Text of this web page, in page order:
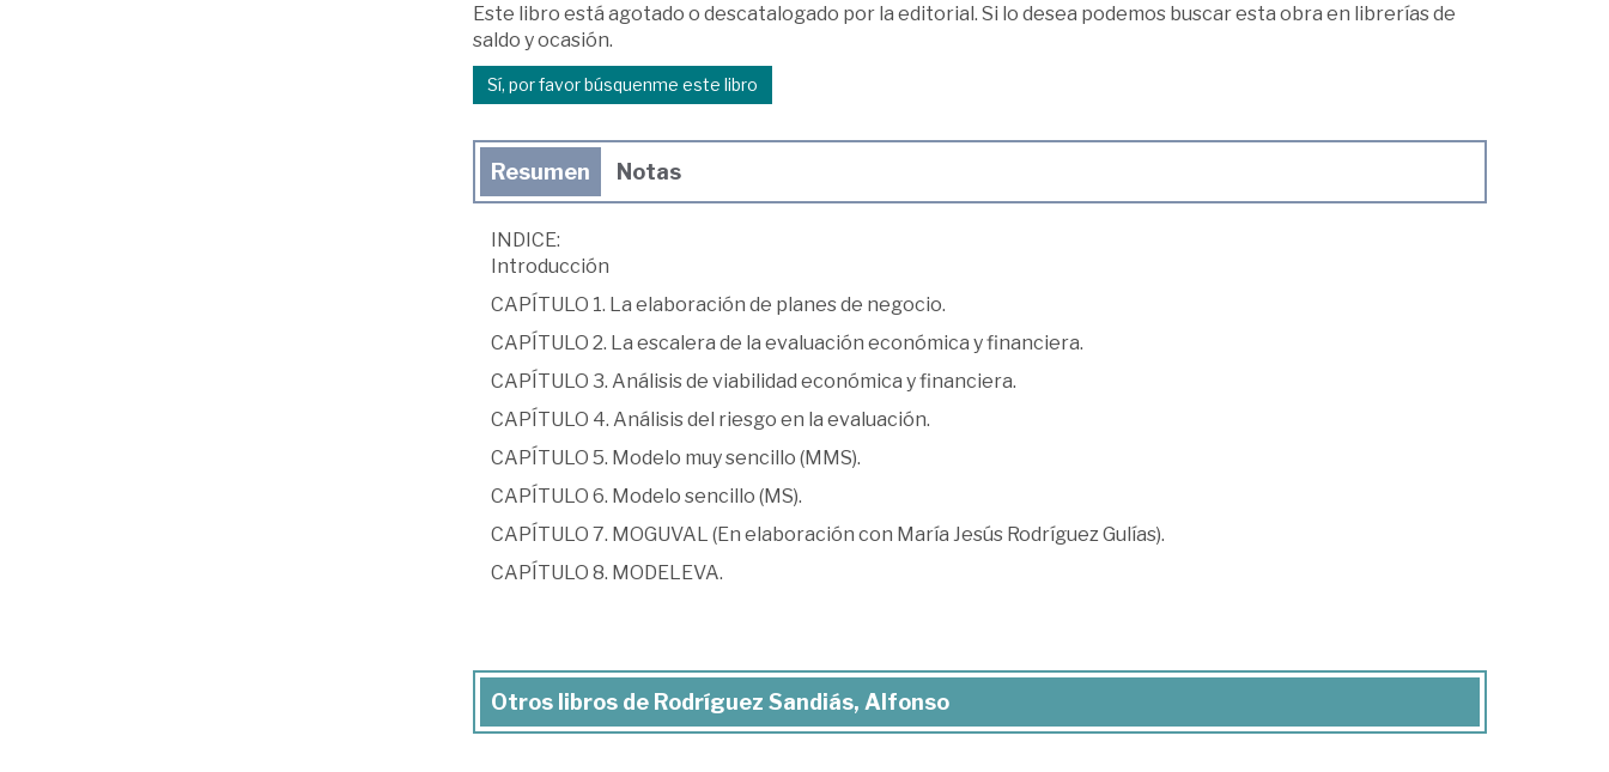
Este libro está agotado o descatalogado por la editorial. Si lo desea podemos buscar esta obra en librerías de
saldo y ocasión.
Sí, por favor búsquenme este libro
Resumen Notas
INDICE:
Introducción
CAPÍTULO 1. La elaboración de planes de negocio.
CAPÍTULO 2. La escalera de la evaluación económica y financiera.
CAPÍTULO 3. Análisis de viabilidad económica y financiera.
CAPÍTULO 4. Análisis del riesgo en la evaluación.
CAPÍTULO 5. Modelo muy sencillo (MMS).
CAPÍTULO 6. Modelo sencillo (MS).
CAPÍTULO 7. MOGUVAL (En elaboración con María Jesús Rodríguez Gulías).
CAPÍTULO 8. MODELEVA.
Otros libros de Rodríguez Sandiás, Alfonso